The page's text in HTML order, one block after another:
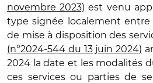
novembre 2023) est venu
type signée localement entre
de mise à disposition des
(n°2024-544 du 13 juin 2024)
2024 la date et les modalités
ces services ou parties de